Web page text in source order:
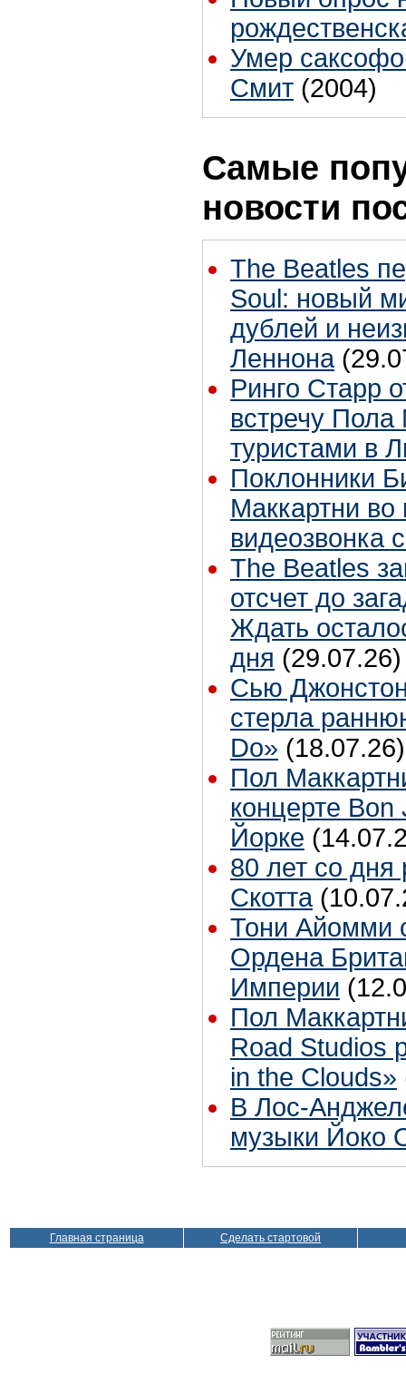
Умер
Смит (2004)
Самые
новости
The Beatles
Soul: новый
дублей и
Леннона
Ринго Старр
встречу Пола
туристами в
Поклонники
Маккартни во
видеозвонка
The Beatles
отсчет до
Ждать
дня (29.07.26)
Сью
стерла
Do» (18.07.26)
Пол
концерте
Йорке
80 лет со
Скотта
Тони Айомми
Ордена
Империи
Пол
Road Studios
in the Clouds»
В Лос-
музыки Йоко
Главная страница Сделать стартовой